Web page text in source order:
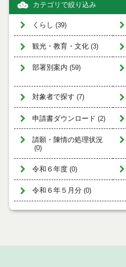
カテゴリで絞り込み
くらし (39)
観光・教育・文化 (3)
部署別案内 (59)
対象者で探す (7)
申請書ダウンロード (2)
請願・陳情の処理状況
(0)
令和６年度 (0)
令和６年５月分 (0)